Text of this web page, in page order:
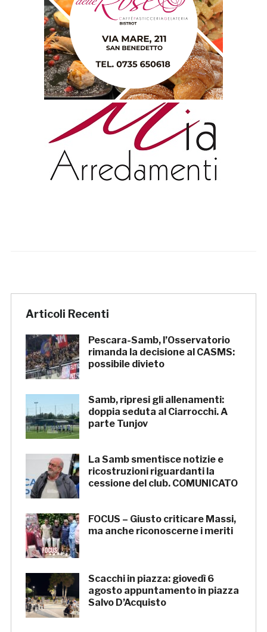
Articoli Recenti
Pescara-Samb, l’Osservatorio
rimanda la decisione al CASMS:
possibile divieto
Samb, ripresi gli allenamenti:
doppia seduta al Ciarrocchi. A
parte Tunjov
La Samb smentisce notizie e
ricostruzioni riguardanti la
cessione del club. COMUNICATO
FOCUS – Giusto criticare Massi,
ma anche riconoscerne i meriti
Scacchi in piazza: giovedì 6
agosto appuntamento in piazza
Salvo D’Acquisto